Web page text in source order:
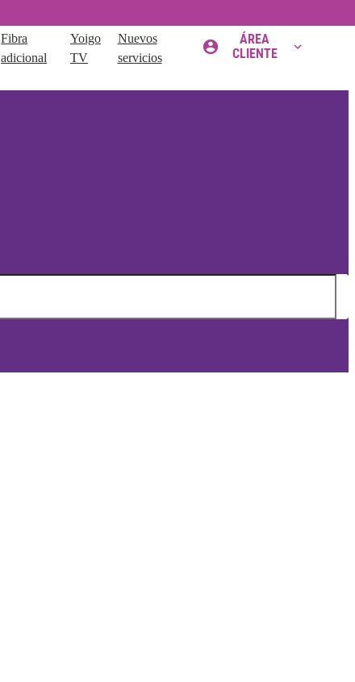
Fibra
adicional
Yoigo
TV
Nuevos
servicios
ÁREA
CLIENTE